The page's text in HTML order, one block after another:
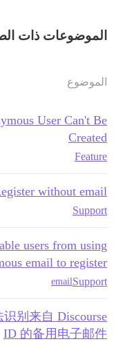
الموضوعات ذات
الموضوع
User Can't Be
Created
Feature
without email
Support
users from using
email to register?
Support
email
别来自 Discourse
ID 的备用电子邮件